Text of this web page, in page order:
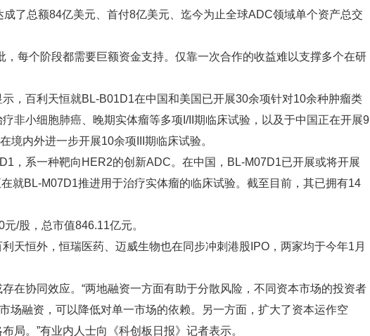
了总额84亿美元、首付8亿美元、迄今为止全球ADC领域单个资产总交
，每个阶段都需要巨额资金支持。仅靠一次合作的收益难以支撑多个在研
，百利天恒就BL-B01D1在中国和美国已开展30余项针对10余种肿瘤类
非小细胞肺癌、晚期实体瘤等多项I/II期临床试验，以及于中国正在开展9
境内外进一步开展10余项III期临床试验。
，系一种靶向HER2的创新ADC。在中国，BL-M07D1已开展或将开展
就BL-M07D1推进用于治疗实体瘤的临床试验。截至目前，其已拥有14
/股，总市值846.11亿元。
天恒外，恒瑞医药、迈威生物也在同步冲刺港股IPO，两家均于今年1月
在协同效应。“两地融资一方面有助于分散风险，不同资本市场的投资者
场融资，可以降低对单一市场的依赖。另一方面，扩大了资本运作空
局。”有业内人士向《科创板日报》记者表示。